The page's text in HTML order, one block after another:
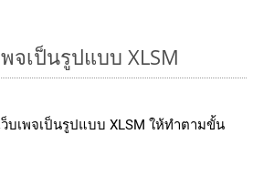
จเป็นรูปแบบ XLSM
บเพจเป็นรูปแบบ XLSM ให้ทำตามขั้น